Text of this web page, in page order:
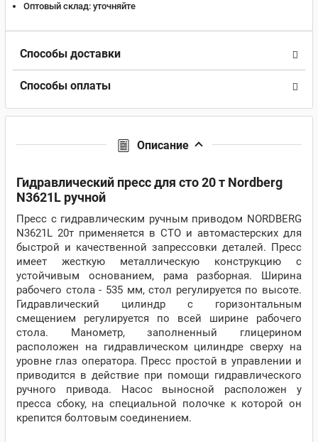
Оптовый склад: уточняйте
Способы доставки
Способы оплаты
Описание
Гидравлический пресс для сто 20 т Nordberg
N3621L ручной
Пресс с гидравлическим ручным приводом NORDBERG
N3621L 20т применяется в СТО и автомастерских для
быстрой и качественной запрессовки деталей. Пресс
имеет жесткую металлическую конструкцию с
устойчивым основанием, рама разборная. Ширина
рабочего стола - 535 мм, стол регулируется по высоте.
Гидравлический цилиндр с горизонтальным
смещением регулируется по всей ширине рабочего
стола. Манометр, заполненный глицерином
расположен на гидравлическом цилиндре сверху на
уровне глаз оператора. Пресс простой в управлении и
приводится в действие при помощи гидравлического
ручного привода. Насос выносной расположен у
пресса сбоку, на специальной полочке к которой он
крепится болтовым соединением.